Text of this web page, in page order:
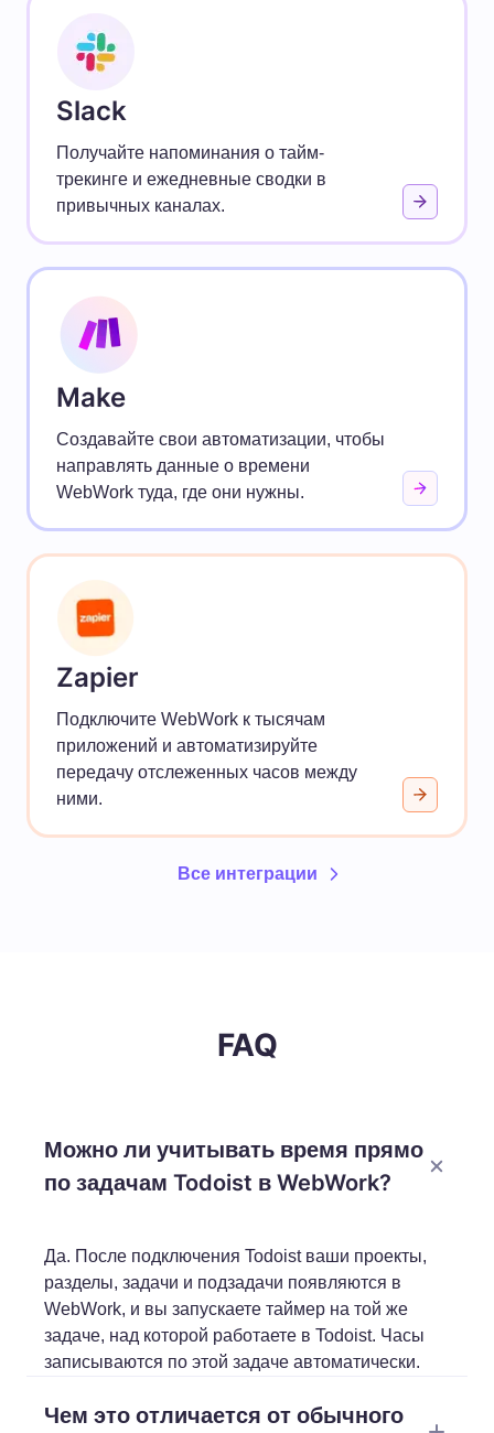
Slack
Получайте напоминания о тайм-
трекинге и ежедневные сводки в
привычных каналах.
Make
Создавайте свои автоматизации, чтобы
направлять данные о времени
WebWork туда, где они нужны.
Zapier
Подключите WebWork к тысячам
приложений и автоматизируйте
передачу отслеженных часов между
ними.
Все интеграции
FAQ
Можно ли учитывать время прямо
по задачам Todoist в WebWork?
Да. После подключения Todoist ваши проекты,
разделы, задачи и подзадачи появляются в
WebWork, и вы запускаете таймер на той же
задаче, над которой работаете в Todoist. Часы
записываются по этой задаче автоматически.
Чем это отличается от обычного